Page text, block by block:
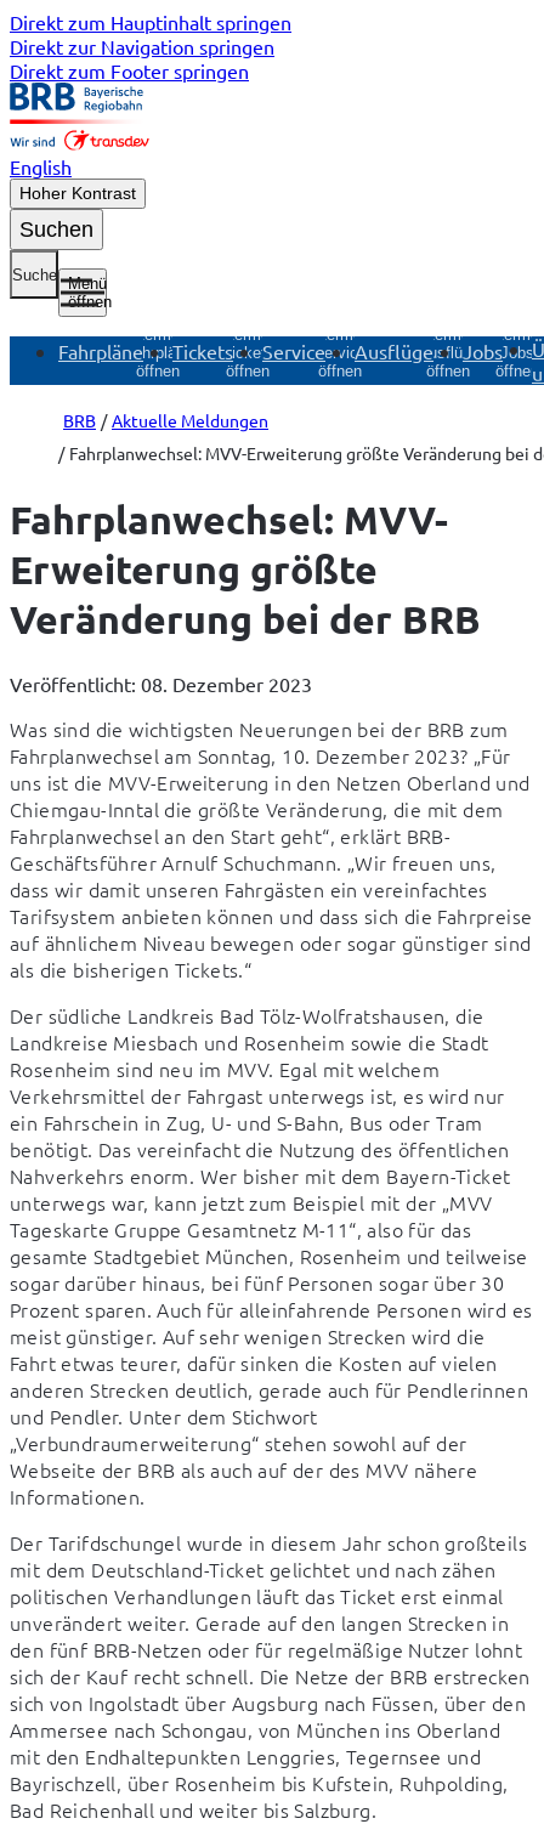
Direkt zum Hauptinhalt springen
Direkt zur Navigation springen
Direkt zum Footer springen
English
Hoher Kontrast
Suchen
Suche
Menü
öffnen
Fahrpläne
Untermenü
Fahrpläne
öffnen
Tickets
Untermenü
Tickets
öffnen
Service
Untermenü
Service
öffnen
Ausflüge
Untermenü
Ausflüge
öffnen
JobsJobs
öffnen
BRB
Aktuelle Meldungen
Fahrplanwechsel: MVV-Erweiterung größte Veränderung bei
Fahrplanwechsel: MVV-
Erweiterung größte
Veränderung bei der BRB
Veröffentlicht: 08. Dezember 2023
Was sind die wichtigsten Neuerungen bei der BRB zum
Fahrplanwechsel am Sonntag, 10. Dezember 2023? „Für
uns ist die MVV-Erweiterung in den Netzen Oberland und
Chiemgau-Inntal die größte Veränderung, die mit dem
Fahrplanwechsel an den Start geht“, erklärt BRB-
Geschäftsführer Arnulf Schuchmann. „Wir freuen uns,
dass wir damit unseren Fahrgästen ein vereinfachtes
Tarifsystem anbieten können und dass sich die Fahrpreise
auf ähnlichem Niveau bewegen oder sogar günstiger sind
als die bisherigen Tickets.“
Der südliche Landkreis Bad Tölz-Wolfratshausen, die
Landkreise Miesbach und Rosenheim sowie die Stadt
Rosenheim sind neu im MVV. Egal mit welchem
Verkehrsmittel der Fahrgast unterwegs ist, es wird nur
ein Fahrschein in Zug, U- und S-Bahn, Bus oder Tram
benötigt. Das vereinfacht die Nutzung des öffentlichen
Nahverkehrs enorm. Wer bisher mit dem Bayern-Ticket
unterwegs war, kann jetzt zum Beispiel mit der „MVV
Tageskarte Gruppe Gesamtnetz M-11“, also für das
gesamte Stadtgebiet München, Rosenheim und teilweise
sogar darüber hinaus, bei fünf Personen sogar über 30
Prozent sparen. Auch für alleinfahrende Personen wird es
meist günstiger. Auf sehr wenigen Strecken wird die
Fahrt etwas teurer, dafür sinken die Kosten auf vielen
anderen Strecken deutlich, gerade auch für Pendlerinnen
und Pendler. Unter dem Stichwort
„Verbundraumerweiterung“ stehen sowohl auf der
Webseite der BRB als auch auf der des MVV nähere
Informationen.
Der Tarifdschungel wurde in diesem Jahr schon großteils
mit dem Deutschland-Ticket gelichtet und nach zähen
politischen Verhandlungen läuft das Ticket erst einmal
unverändert weiter. Gerade auf den langen Strecken in
den fünf BRB-Netzen oder für regelmäßige Nutzer lohnt
sich der Kauf recht schnell. Die Netze der BRB erstrecken
sich von Ingolstadt über Augsburg nach Füssen, über den
Ammersee nach Schongau, von München ins Oberland
mit den Endhaltepunkten Lenggries, Tegernsee und
Bayrischzell, über Rosenheim bis Kufstein, Ruhpolding,
Bad Reichenhall und weiter bis Salzburg.